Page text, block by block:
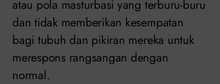
atau pola masturbasi yang terburu-buru
dan tidak memberikan kesempatan
bagi tubuh dan pikiran mereka untuk
merespons rangsangan dengan
normal.